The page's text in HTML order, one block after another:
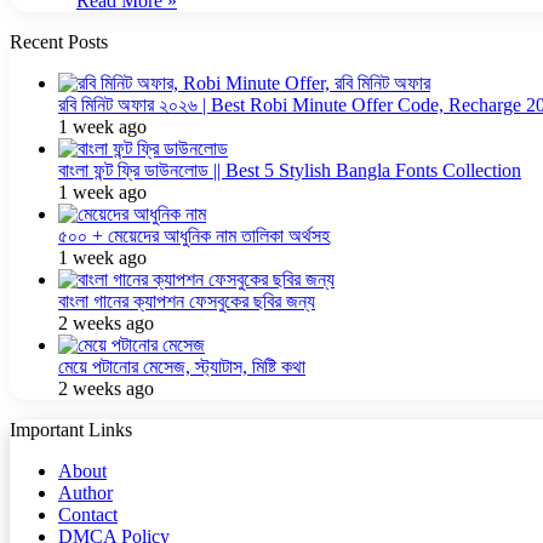
Recent Posts
রবি মিনিট অফার ২০২৬ | Best Robi Minute Offer Code, Recharge
1 week ago
বাংলা ফন্ট ফ্রি ডাউনলোড || Best 5 Stylish Bangla Fonts Collection
1 week ago
৫০০ + মেয়েদের আধুনিক নাম তালিকা অর্থসহ
1 week ago
বাংলা গানের ক্যাপশন ফেসবুকের ছবির জন্য
2 weeks ago
মেয়ে পটানোর মেসেজ, স্ট্যাটাস, মিষ্টি কথা
2 weeks ago
Important Links
About
Author
Contact
DMCA Policy